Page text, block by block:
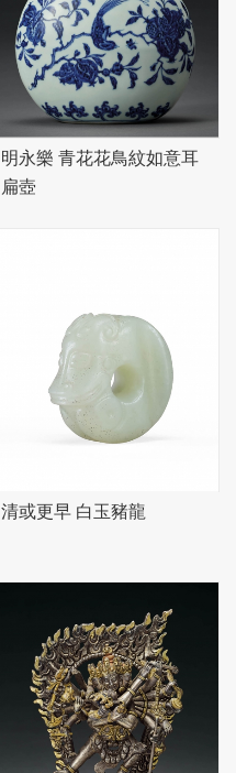
明永樂 青花花鳥紋如意耳
扁壺
清或更早 白玉豬龍